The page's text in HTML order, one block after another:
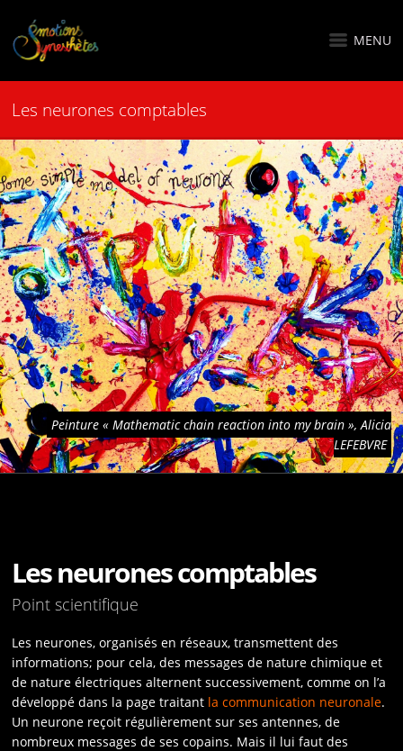
MENU
Les neurones comptables
Peinture « Mathematic chain reaction into my brain », Alicia
LEFEBVRE
Les neurones comptables
Point scientifique
Les neurones, organisés en réseaux, transmettent des
informations; pour cela, des messages de nature chimique et
de nature électriques alternent successivement, comme on l’a
développé dans la page traitant la communication neuronale.
Un neurone reçoit régulièrement sur ses antennes, de
nombreux messages de ses copains. Mais il lui faut des